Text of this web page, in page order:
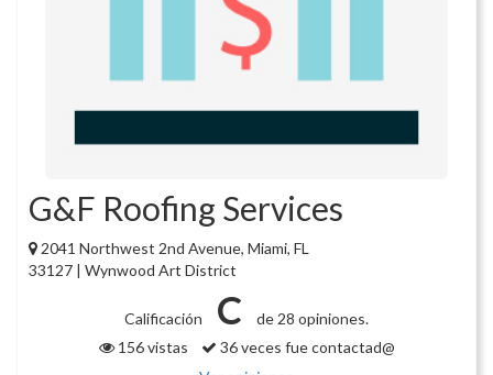
G&F Roofing Services
2041 Northwest 2nd Avenue, Miami, FL
33127 | Wynwood Art District
Calificación C
de 28 opiniones.
156 vistas
36 veces fue contactad@